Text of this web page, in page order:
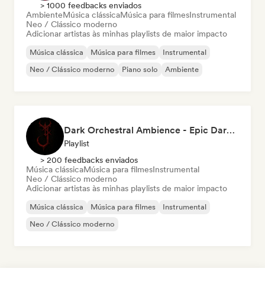
> 1000 feedbacks enviados
AmbienteMúsica clássicaMúsica para filmesInstrumental
Neo / Clássico moderno
Adicionar artistas às minhas playlists de maior impacto
Música clássica Música para filmes
Instrumental
Neo / Clássico moderno
Piano solo Ambiente
Dark Orchestral Ambience - Epic Dark Fantasy Music
Playlist
> 200 feedbacks enviados
Música clássicaMúsica para filmesInstrumental
Neo / Clássico moderno
Adicionar artistas às minhas playlists de maior impacto
Música clássica Música para filmes
Instrumental
Neo / Clássico moderno